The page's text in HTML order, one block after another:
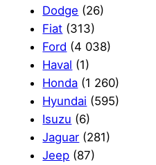
Dodge (26)
Fiat (313)
Ford (4 038)
Haval (1)
Honda (1 260)
Hyundai (595)
Isuzu (6)
Jaguar (281)
Jeep (87)